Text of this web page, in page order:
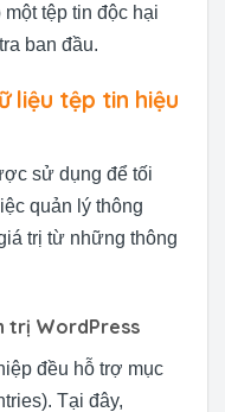
tệp tin độc hại
ban đầu.
liệu tệp tin hiệu
sử dụng để tối
quản lý thông
trị từ những thông
trị WordPress
đều hỗ trợ mục
Tại đây,